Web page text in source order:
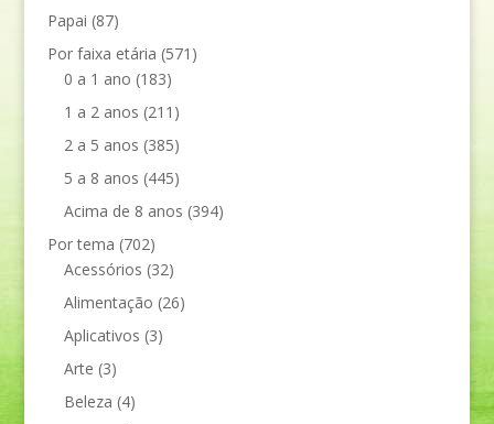
Papai (87)
Por faixa etária (571)
0 a 1 ano (183)
1 a 2 anos (211)
2 a 5 anos (385)
5 a 8 anos (445)
Acima de 8 anos (394)
Por tema (702)
Acessórios (32)
Alimentação (26)
Aplicativos (3)
Arte (3)
Beleza (4)